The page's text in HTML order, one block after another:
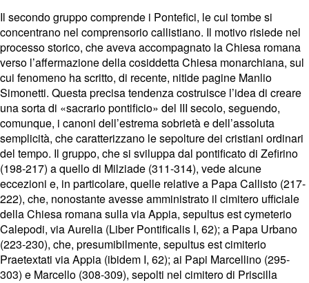
Il secondo gruppo comprende i Pontefici, le cui tombe si
concentrano nel comprensorio callistiano. Il motivo risiede nel
processo storico, che aveva accompagnato la Chiesa romana
verso l’affermazione della cosiddetta Chiesa monarchiana, sul
cui fenomeno ha scritto, di recente, nitide pagine Manlio
Simonetti. Questa precisa tendenza costruisce l’idea di creare
una sorta di «sacrario pontificio» del III secolo, seguendo,
comunque, i canoni dell’estrema sobrietà e dell’assoluta
semplicità, che caratterizzano le sepolture dei cristiani ordinari
del tempo. Il gruppo, che si sviluppa dal pontificato di Zefirino
(198-217) a quello di Milziade (311-314), vede alcune
eccezioni e, in particolare, quelle relative a Papa Callisto (217-
222), che, nonostante avesse amministrato il cimitero ufficiale
della Chiesa romana sulla via Appia, sepultus est cymeterio
Calepodi, via Aurelia (Liber Pontificalis I, 62); a Papa Urbano
(223-230), che, presumibilmente, sepultus est cimiterio
Praetextati via Appia (ibidem I, 62); ai Papi Marcellino (295-
303) e Marcello (308-309), sepolti nel cimitero di Priscilla